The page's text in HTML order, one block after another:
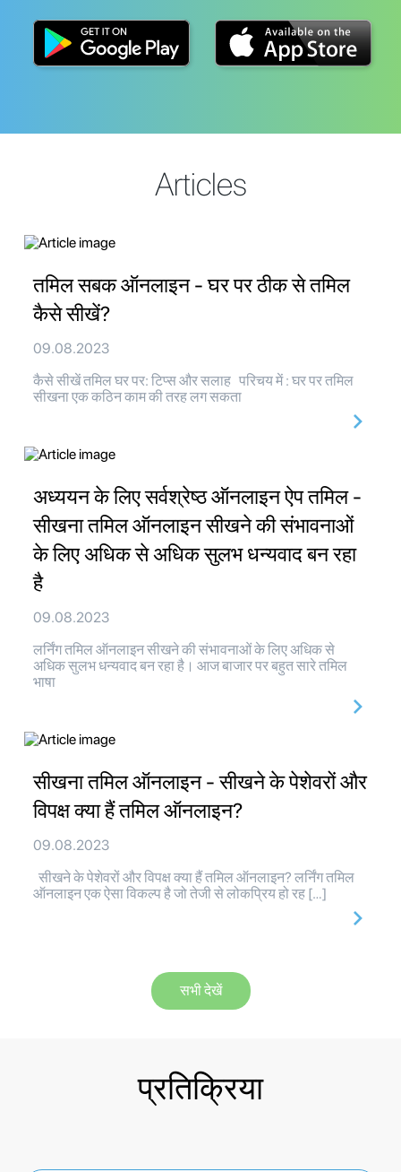
Articles
तमिल सबक ऑनलाइन - घर पर ठीक से तमिल
कैसे सीखें?
09.08.2023
कैसे सीखें तमिल घर पर: टिप्स और सलाह परिचय में : घर पर तमिल
सीखना एक कठिन काम की तरह लग सकता
अध्ययन के लिए सर्वश्रेष्ठ ऑनलाइन ऐप तमिल -
सीखना तमिल ऑनलाइन सीखने की संभावनाओं
के लिए अधिक से अधिक सुलभ धन्यवाद बन रहा
है
09.08.2023
लर्निंग तमिल ऑनलाइन सीखने की संभावनाओं के लिए अधिक से
अधिक सुलभ धन्यवाद बन रहा है। आज बाजार पर बहुत सारे तमिल
भाषा
सीखना तमिल ऑनलाइन - सीखने के पेशेवरों और
विपक्ष क्या हैं तमिल ऑनलाइन?
09.08.2023
सीखने के पेशेवरों और विपक्ष क्या हैं तमिल ऑनलाइन? लर्निंग तमिल
ऑनलाइन एक ऐसा विकल्प है जो तेजी से लोकप्रिय हो रह […]
सभी देखें
प्रतिक्रिया